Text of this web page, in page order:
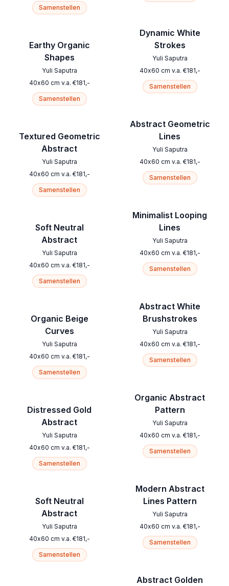
Samenstellen
Earthy Organic
Shapes
Yuli Saputra
40x60 cm v.a. €181,-
Samenstellen
Textured Geometric
Abstract
Yuli Saputra
40x60 cm v.a. €181,-
Samenstellen
Soft Neutral
Abstract
Yuli Saputra
40x60 cm v.a. €181,-
Samenstellen
Organic Beige
Curves
Yuli Saputra
40x60 cm v.a. €181,-
Samenstellen
Distressed Gold
Abstract
Yuli Saputra
40x60 cm v.a. €181,-
Samenstellen
Soft Neutral
Abstract
Yuli Saputra
40x60 cm v.a. €181,-
Samenstellen
Dynamic White
Strokes
Yuli Saputra
40x60 cm v.a. €181,-
Samenstellen
Abstract Geometric
Lines
Yuli Saputra
40x60 cm v.a. €181,-
Samenstellen
Minimalist Looping
Lines
Yuli Saputra
40x60 cm v.a. €181,-
Samenstellen
Abstract White
Brushstrokes
Yuli Saputra
40x60 cm v.a. €181,-
Samenstellen
Organic Abstract
Pattern
Yuli Saputra
40x60 cm v.a. €181,-
Samenstellen
Modern Abstract
Lines Pattern
Yuli Saputra
40x60 cm v.a. €181,-
Samenstellen
Abstract Golden